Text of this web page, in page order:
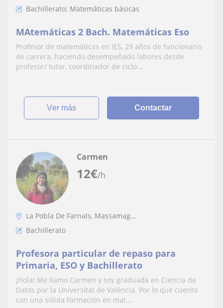
Bachillerato: Matemáticas básicas
MAtemáticas 2 Bach. Matemáticas Eso
Profesor de matemáticas en IES, 29 años de funcionario
de carrera, haciendo desempeñado labores desde
profesor/ tutor, coordinador de ciclo...
ver más Contactar
12€/h
Carmen
La Pobla De Farnals, Massamag...
Bachillerato
Profesora particular de repaso para
Primaria, ESO y Bachillerato
¡Hola! Me llamo Carmen y soy graduada en Ciencia de
Datos por la Universitat de València. Por lo que cuento
con una sólida formación en mat...